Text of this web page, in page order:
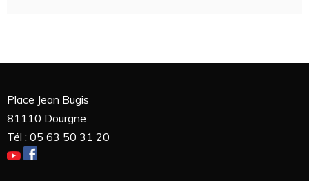
Place Jean Bugis
81110 Dourgne
Tél : 05 63 50 31 20